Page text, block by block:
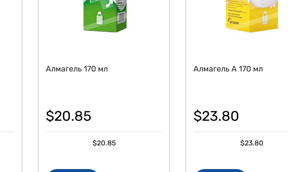
Алмагель 170 мл
$20.85
$20.85
Алмагель А 170 мл
$23.80
$23.80